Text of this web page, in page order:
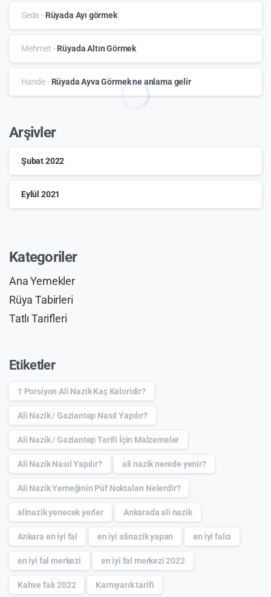
Seda - Rüyada Ayı görmek
Mehmet -Rüyada Altın Görmek
Hande- Rüyada Ayva Görmek ne anlama gelir
Arşivler
Şubat 2022
Eylül 2021
Kategoriler
Ana Yemekler
Rüya Tabirleri
Tatlı Tarifleri
Etiketler
1 Porsiyon Ali Nazik Kaç Kaloridir?
Ali Nazik / Gaziantep Nasıl Yapılır?
Ali Nazik / Gaziantep Tarifi İçin Malzemeler
Ali Nazik Nasıl Yapılır? ali nazik nerede yenir?
Ali Nazik Yemeğinin Püf Noktaları Nelerdir?
alinazik yenecek yerler Ankarada ali nazik
Ankara en iyi fal en iyi alinazik yapan en iyi falcı
en iyi fal merkezi en iyi fal merkezi 2022
Kahve falı 2022 Karnıyarık tarifi